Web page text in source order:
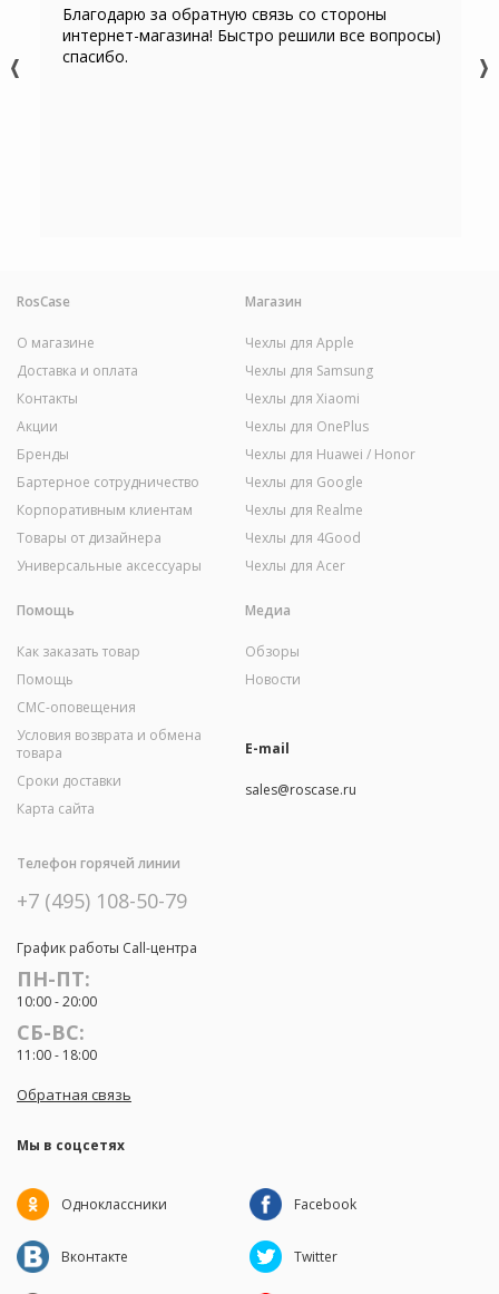
Благодарю за обратную связь со стороны
интернет-магазина! Быстро решили все вопросы)
спасибо.
RosCase
О магазине
Доставка и оплата
Контакты
Акции
Бренды
Бартерное сотрудничество
Корпоративным клиентам
Товары от дизайнера
Универсальные аксессуары
Магазин
Чехлы для Apple
Чехлы для Samsung
Чехлы для Xiaomi
Чехлы для OnePlus
Чехлы для Huawei / Honor
Чехлы для Google
Чехлы для Realme
Чехлы для 4Good
Чехлы для Acer
Помощь
Как заказать товар
Помощь
СМС-оповещения
Условия возврата и обмена
товара
Сроки доставки
Карта сайта
Медиа
Обзоры
Новости
E-mail
sales@roscase.ru
Телефон горячей линии
+7 (495) 108-50-79
График работы Call-центра
ПН-ПТ:
10:00 - 20:00
СБ-ВС:
11:00 - 18:00
Обратная связь
Мы в соцсетях
Одноклассники Facebook
Вконтакте Twitter